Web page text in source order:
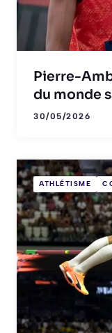
Pierre-
du monde
30/05/2026
ATHLÉTISME